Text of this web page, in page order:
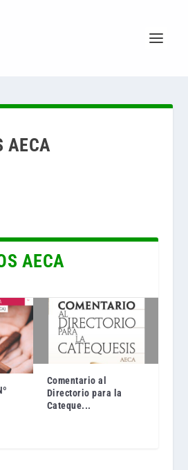
AECA
AECA
Comentario al
Directorio para la
Cateque...